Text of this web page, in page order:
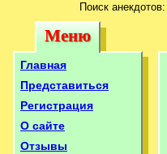
Поиск анекдотов:
Меню
Меню
Главная
Представиться
Регистрация
О сайте
Отзывы